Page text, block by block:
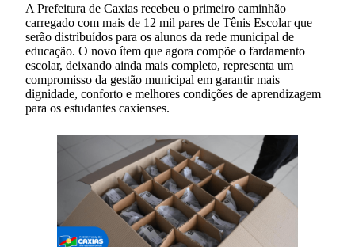
A Prefeitura de Caxias recebeu o primeiro caminhão
carregado com mais de 12 mil pares de Tênis Escolar que
serão distribuídos para os alunos da rede municipal de
educação. O novo ítem que agora compõe o fardamento
escolar, deixando ainda mais completo, representa um
compromisso da gestão municipal em garantir mais
dignidade, conforto e melhores condições de aprendizagem
para os estudantes caxienses.